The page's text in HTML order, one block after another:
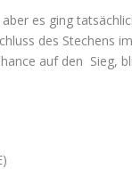
es ging
des Stechens
auf den Sieg,